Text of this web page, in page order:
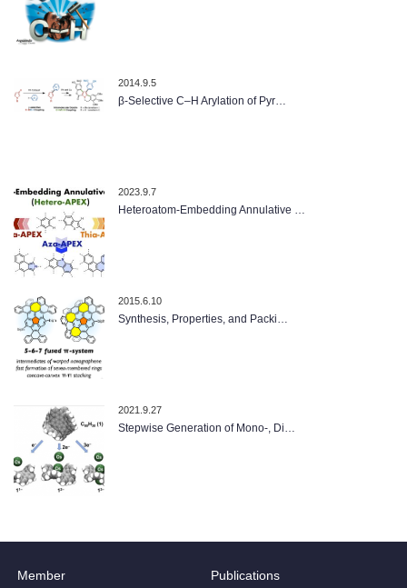
2014.9.5
β-Selective C–H Arylation of Pyr…
2023.9.7
Heteroatom-Embedding Annulative …
2015.6.10
Synthesis, Properties, and Packi…
2021.9.27
Stepwise Generation of Mono-, Di…
Member Publications